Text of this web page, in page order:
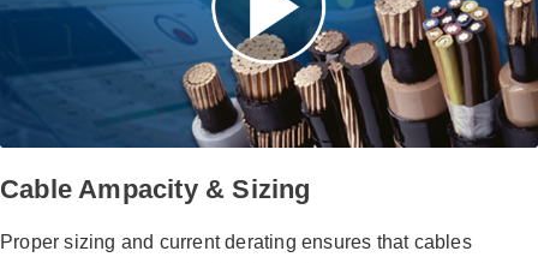
Cable Ampacity & Sizing
Proper sizing and current derating ensures that cables